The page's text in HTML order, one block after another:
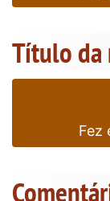
Título da
Fez